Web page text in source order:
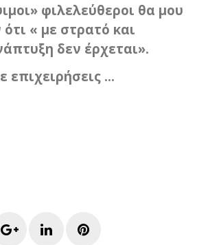
φιλελεύθεροι θα μου
ότι « με στρατό και
δεν έρχεται».
επιχειρήσεις …
Google+LinkedInPinterest